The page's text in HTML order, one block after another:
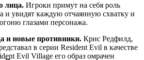
лица. Игроки примут на себя роль
и увидят каждую отчаянную схватку и
глазами персонажа.
и новые противники. Крис Редфилд,
в серии Resident Evil в качестве
Evil Village его образ омрачен